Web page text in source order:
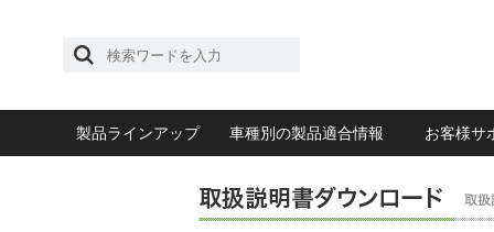
製品ラインアップ 車種別の製品適合情報 お客様サ